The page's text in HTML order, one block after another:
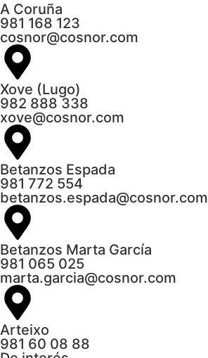
A Coruña
981 168 123
cosnor@cosnor.com
Xove (Lugo)
982 888 338
xove@cosnor.com
Betanzos Espada
981 772 554
betanzos.espada@cosnor.com
Betanzos Marta García
981 065 025
marta.garcia@cosnor.com
Arteixo
981 60 08 88